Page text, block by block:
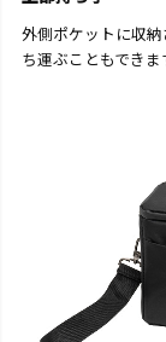
外側ポケットに収
ち運ぶこともできま